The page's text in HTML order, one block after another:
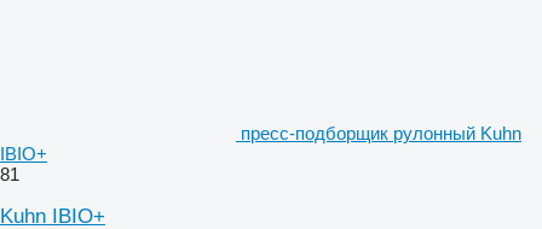
пресс-подборщик рулонный Kuhn
IBIO+
81
Kuhn IBIO+